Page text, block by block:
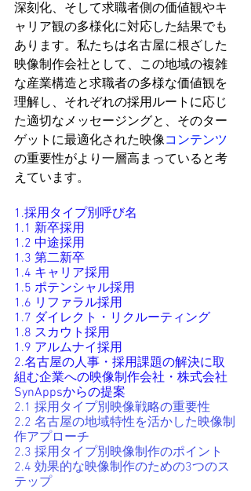
深刻化、そして求職者側の価値観やキ
ャリア観の多様化に対応した結果でも
あります。 私たちは名古屋に根ざした
映像制作会社として、この地域の複雑
な産業構造と求職者の多様な価値観を
理解し、それぞれの採用ルートに応じ
た適切なメッセージングと、そのター
ゲットに最適化された映像コンテンツ
の重要性がより一層高まっていると考
えています。
1.採用タイプ別呼び名
1.1 新卒採用
1.2 中途採用
1.3 第二新卒
1.4 キャリア採用
1.5 ポテンシャル採用
1.6 リファラル採用
1.7 ダイレクト・リクルーティング
1.8 スカウト採用
1.9 アルムナイ採用
2.名古屋の人事・採用課題の解決に取
組む企業への映像制作会社・株式会社
SynAppsからの提案
2.1 採用タイプ別映像戦略の重要性
2.2 名古屋の地域特性を活かした映像制
作アプローチ
2.3 採用タイプ別映像制作のポイント
2.4 効果的な映像制作のための3つのス
テップ